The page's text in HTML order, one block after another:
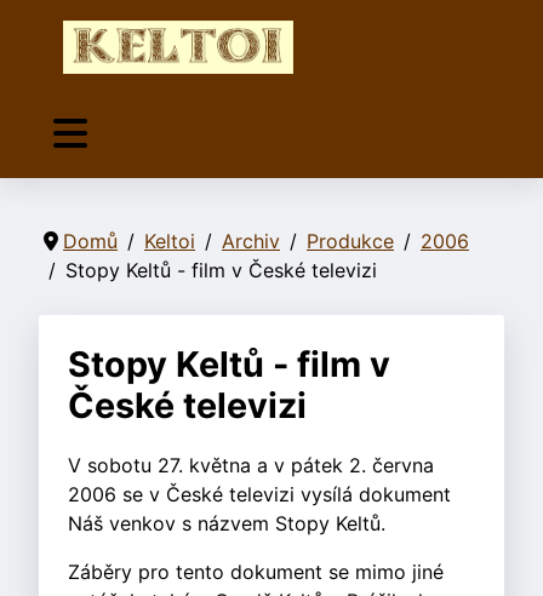
Domů Keltoi Archiv Produkce
2006
Stopy Keltů - film v České televizi
Stopy Keltů - film v
České televizi
V sobotu 27. května a v pátek 2. června
2006 se v České televizi vysílá dokument
Náš venkov s názvem Stopy Keltů.
Záběry pro tento dokument se mimo jiné